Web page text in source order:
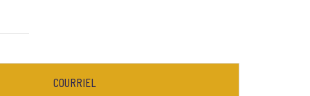
COURRIEL